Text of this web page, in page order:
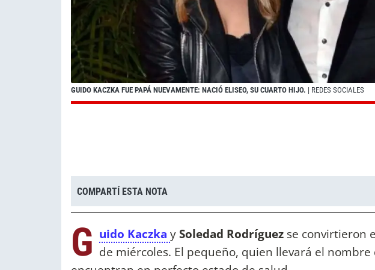
GUIDO KACZKA FUE PAPÁ NUEVAMENTE: NACIÓ ELISEO, SU CUARTO HIJO. | REDES SOCIALES
COMPARTÍ ESTA NOTA
G uido Kaczka ySoledad Rodríguez se convirtieron
de miércoles. El pequeño, quien llevará el nombre